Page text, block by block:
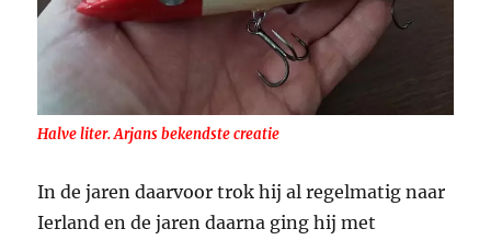
Halve liter. Arjans bekendste creatie
In de jaren daarvoor trok hij al regelmatig naar
Ierland en de jaren daarna ging hij met